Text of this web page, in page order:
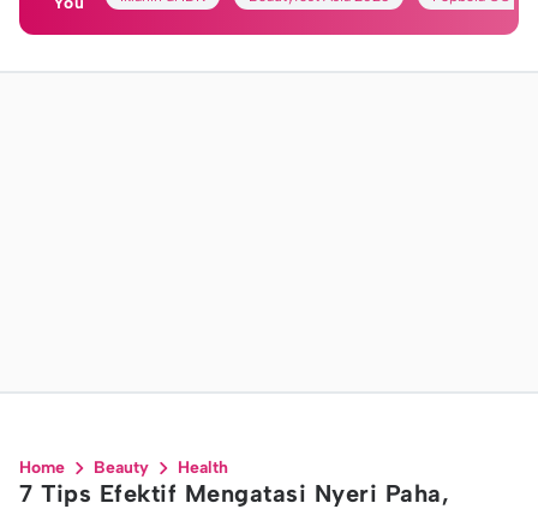
Home Beauty Health
7 Tips Efektif Mengatasi Nyeri Paha,